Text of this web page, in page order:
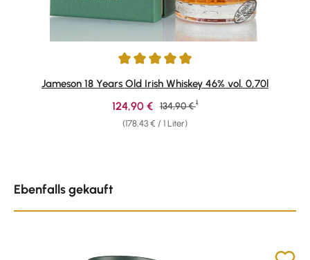
Durchschnittliche Bewertung von 4.91 von 5 Sternen
Jameson 18 Years Old Irish Whiskey 46% vol. 0,70l
(178,43 € / 1 Liter)
Verkaufspreis:
124,90 € Regulärer Preis:
134,90 € 1
Ebenfalls gekauft